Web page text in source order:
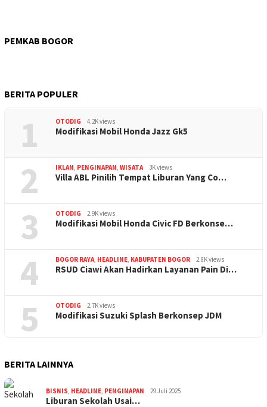
PEMKAB BOGOR
BERITA POPULER
1 OTODIG 4.2K views
Modifikasi Mobil Honda Jazz Gk5
2 IKLAN, PENGINAPAN, WISATA 3K views
Villa ABL Pinilih Tempat Liburan Yang Co…
3 OTODIG 2.9K views
Modifikasi Mobil Honda Civic FD Berkonse…
4 BOGOR RAYA, HEADLINE, KABUPATEN BOGOR 2.8K views
RSUD Ciawi Akan Hadirkan Layanan Pain Di…
5 OTODIG 2.7K views
Modifikasi Suzuki Splash Berkonsep JDM
BERITA LAINNYA
BISNIS, HEADLINE, PENGINAPAN 29 Juli 2025
Liburan Sekolah Usai…